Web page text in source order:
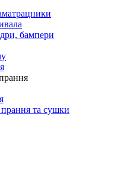
бампери
та сушки